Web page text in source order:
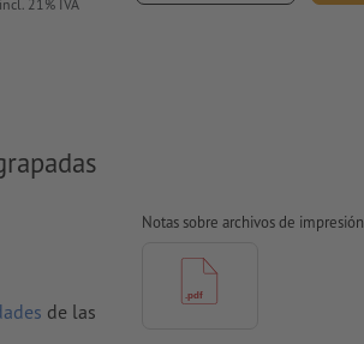
incl. 21% IVA
de las
Notas sobre archivos de impresión